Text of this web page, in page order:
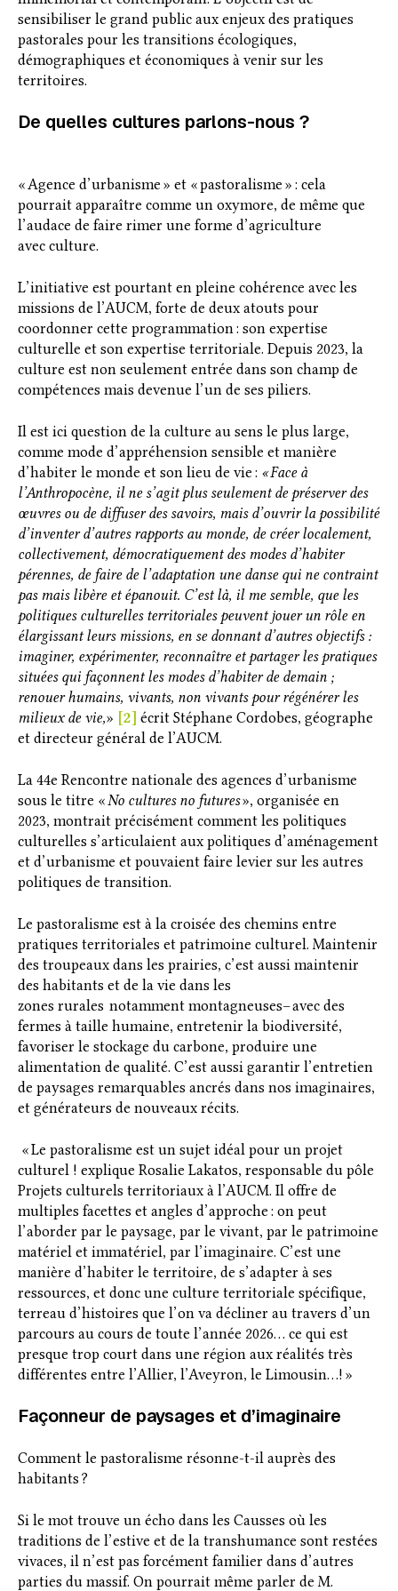
sensibiliser le grand public aux enjeux des pratiques
pastorales pour les transitions écologiques,
démographiques et économiques à venir sur les
territoires.
De quelles cultures parlons-nous ?
« Agence d’urbanisme » et « pastoralisme » : cela
pourrait apparaître comme un oxymore, de même que
l’audace de faire rimer une forme d’agriculture
avec culture.
L’initiative est pourtant en pleine cohérence avec les
missions de l’AUCM, forte de deux atouts pour
coordonner cette programmation : son expertise
culturelle et son expertise territoriale. Depuis 2023, la
culture est non seulement entrée dans son champ de
compétences mais devenue l’un de ses piliers.
Il est ici question de la culture au sens le plus large,
comme mode d’appréhension sensible et manière
d’habiter le monde et son lieu de vie : « Face à
l’Anthropocène, il ne s’agit plus seulement de préserver des
œuvres ou de diffuser des savoirs, mais d’ouvrir la possibilité
d’inventer d’autres rapports au monde, de créer localement,
collectivement, démocratiquement des modes d’habiter
pérennes, de faire de l’adaptation une danse qui ne contraint
pas mais libère et épanouit. C’est là, il me semble, que les
politiques culturelles territoriales peuvent jouer un rôle en
élargissant leurs missions, en se donnant d’autres objectifs :
imaginer, expérimenter, reconnaître et partager les pratiques
situées qui façonnent les modes d’habiter de demain ;
renouer humains, vivants, non vivants pour régénérer les
milieux de vie,» [2] écrit Stéphane Cordobes, géographe
et directeur général de l’AUCM.
La 44e Rencontre nationale des agences d’urbanisme
sous le titre «No cultures no futures», organisée en
2023, montrait précisément comment les politiques
culturelles s’articulaient aux politiques d’aménagement
et d’urbanisme et pouvaient faire levier sur les autres
politiques de transition.
Le pastoralisme est à la croisée des chemins entre
pratiques territoriales et patrimoine culturel. Maintenir
des troupeaux dans les prairies, c’est aussi maintenir
des habitants et de la vie dans les
zones rurales notamment montagneuses– avec des
fermes à taille humaine, entretenir la biodiversité,
favoriser le stockage du carbone, produire une
alimentation de qualité. C’est aussi garantir l’entretien
de paysages remarquables ancrés dans nos imaginaires,
et générateurs de nouveaux récits.
« Le pastoralisme est un sujet idéal pour un projet
culturel ! explique Rosalie Lakatos, responsable du pôle
Projets culturels territoriaux à l’AUCM. Il offre de
multiples facettes et angles d’approche : on peut
l’aborder par le paysage, par le vivant, par le patrimoine
matériel et immatériel, par l’imaginaire. C’est une
manière d’habiter le territoire, de s’adapter à ses
ressources, et donc une culture territoriale spécifique,
terreau d’histoires que l’on va décliner au travers d’un
parcours au cours de toute l’année 2026… ce qui est
presque trop court dans une région aux réalités très
différentes entre l’Allier, l’Aveyron, le Limousin…! »
Façonneur de paysages et d’imaginaire
Comment le pastoralisme résonne-t-il auprès des
habitants ?
Si le mot trouve un écho dans les Causses où les
traditions de l’estive et de la transhumance sont restées
vivaces, il n’est pas forcément familier dans d’autres
parties du massif. On pourrait même parler de M.